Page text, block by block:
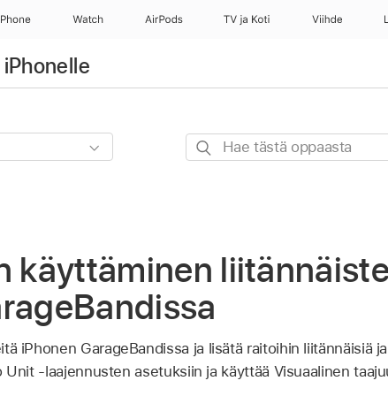
Watch AirPods TV ja Koti Viihde
Hae
käyttäminen
iPhonen GarageBandissa ja lisätä raitoihin liitännäisiä
Unit ‑laajennusten asetuksiin ja käyttää Visuaalinen